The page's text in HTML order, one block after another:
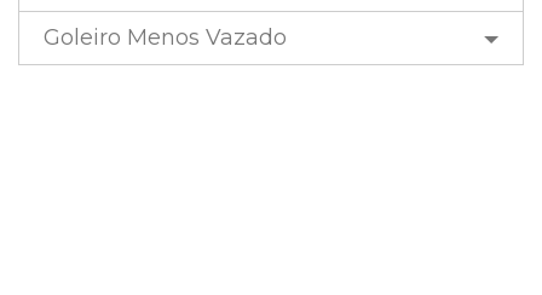
Goleiro Menos Vazado